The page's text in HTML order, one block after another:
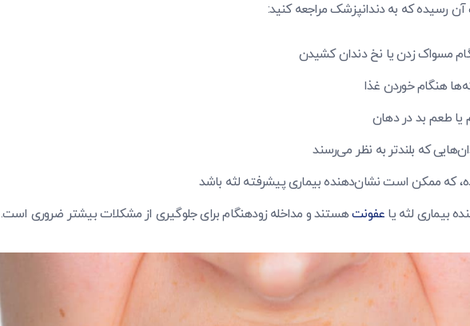
آن رسیده که به دندانپزشک مراجعه کنید:
مسواک زدن یا نخ دندان کشیدن
هنگام خوردن غذا
یا طعم بد در دهان
که بلندتر به نظر می‌رسند
که ممکن است نشان‌دهنده بیماری پیشرفته لثه باشد
بیماری لثه یا عفونتهستند و مداخله زودهنگام برای جلوگیری از مشکلات بیشتر ضروری است.